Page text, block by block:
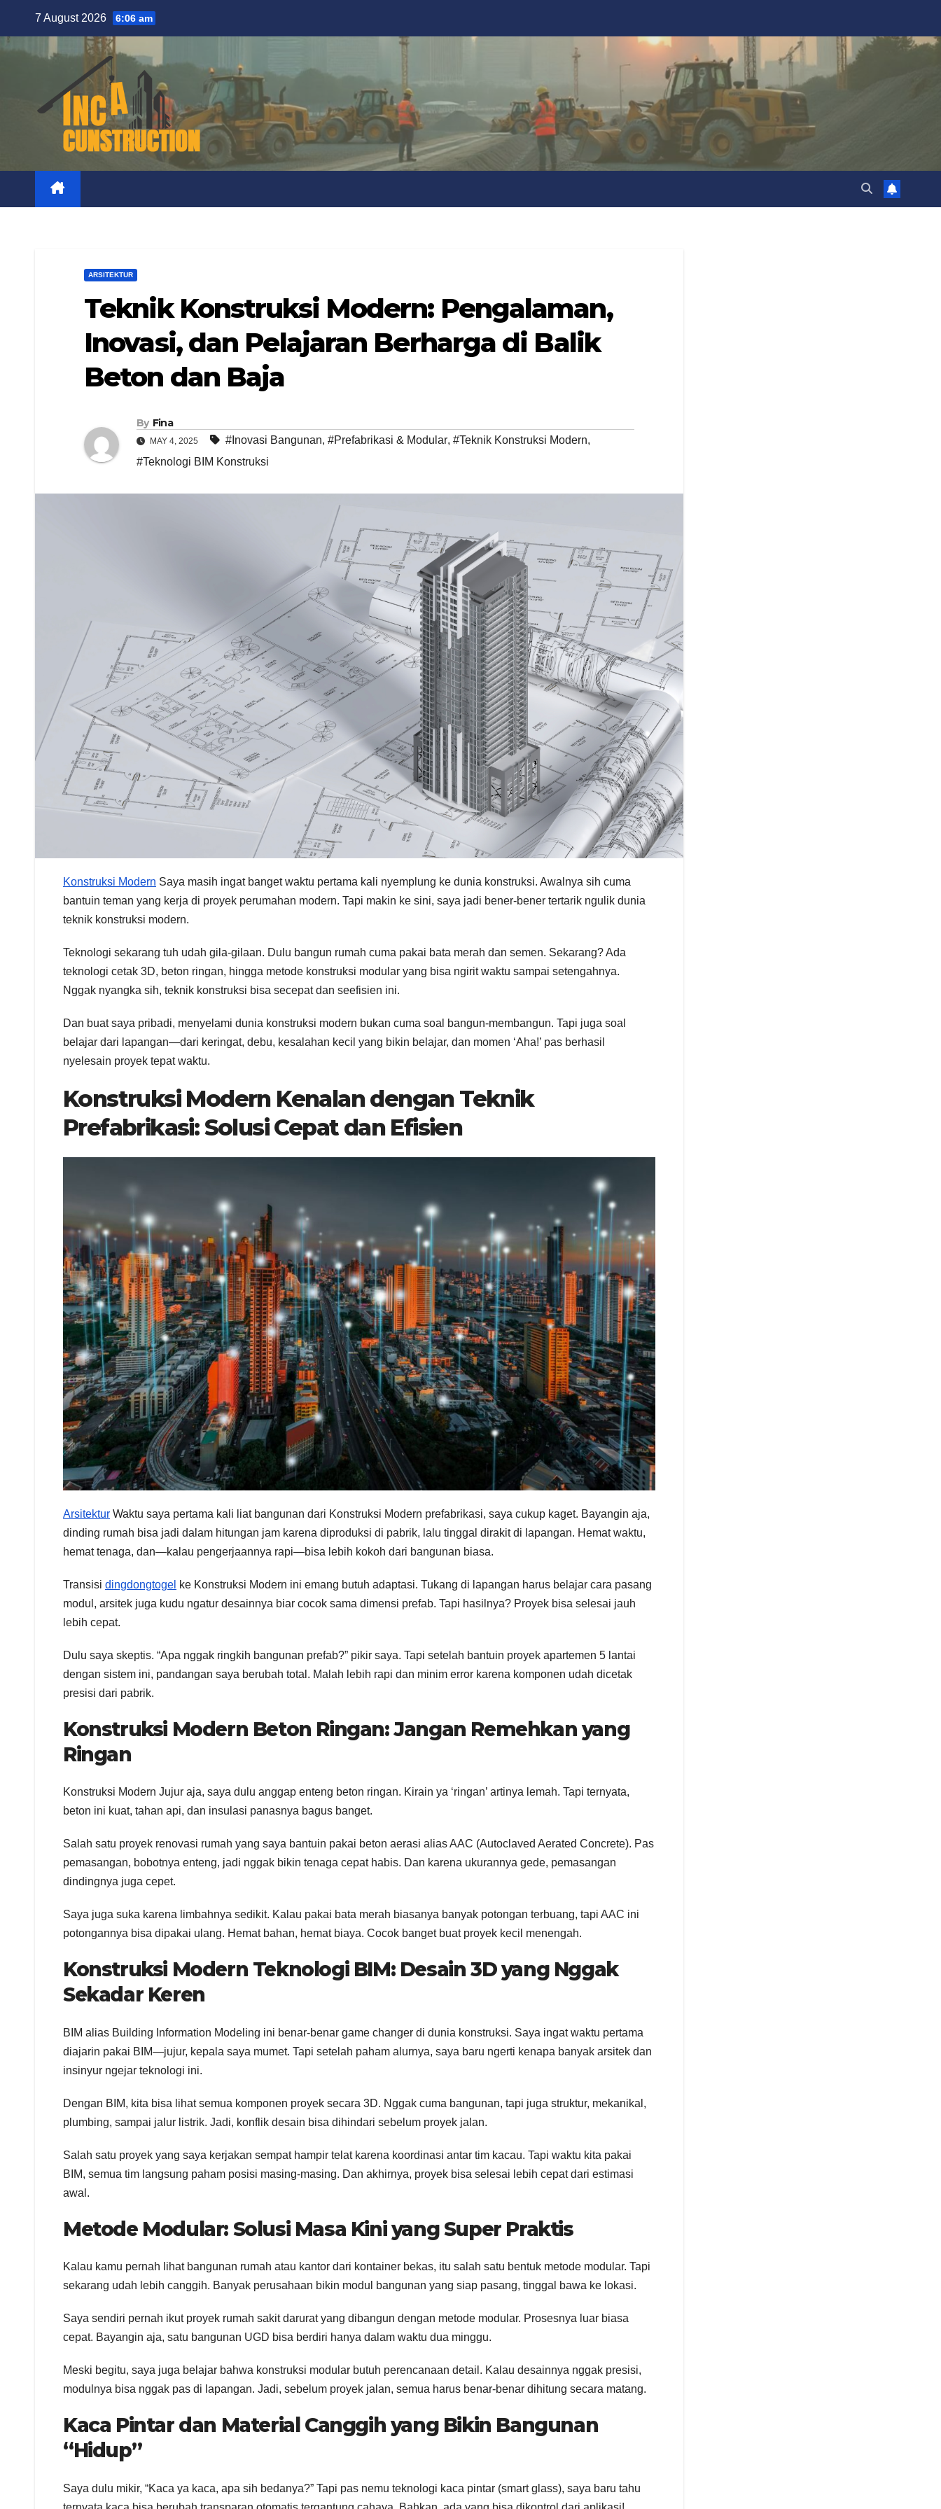
content
7 August 2026 6:06 am
ARSITEKTUR
Teknik Konstruksi Modern: Pengalaman,
Inovasi, dan Pelajaran Berharga di Balik
Beton dan Baja
By Fina
MAY 4, 2025 #Inovasi Bangunan, #Prefabrikasi & Modular, #Teknik Konstruksi Modern,
#Teknologi BIM Konstruksi
Konstruksi Modern Saya masih ingat banget waktu pertama kali nyemplung ke dunia konstruksi. Awalnya sih cuma
bantuin teman yang kerja di proyek perumahan modern. Tapi makin ke sini, saya jadi bener-bener tertarik ngulik dunia
teknik konstruksi modern.
Teknologi sekarang tuh udah gila-gilaan. Dulu bangun rumah cuma pakai bata merah dan semen. Sekarang? Ada
teknologi cetak 3D, beton ringan, hingga metode konstruksi modular yang bisa ngirit waktu sampai setengahnya.
Nggak nyangka sih, teknik konstruksi bisa secepat dan seefisien ini.
Dan buat saya pribadi, menyelami dunia konstruksi modern bukan cuma soal bangun-membangun. Tapi juga soal
belajar dari lapangan—dari keringat, debu, kesalahan kecil yang bikin belajar, dan momen ‘Aha!’ pas berhasil
nyelesain proyek tepat waktu.
Konstruksi Modern Kenalan dengan Teknik
Prefabrikasi: Solusi Cepat dan Efisien
Arsitektur Waktu saya pertama kali liat bangunan dari Konstruksi Modern prefabrikasi, saya cukup kaget. Bayangin aja,
dinding rumah bisa jadi dalam hitungan jam karena diproduksi di pabrik, lalu tinggal dirakit di lapangan. Hemat waktu,
hemat tenaga, dan—kalau pengerjaannya rapi—bisa lebih kokoh dari bangunan biasa.
Transisi dingdongtogel ke Konstruksi Modern ini emang butuh adaptasi. Tukang di lapangan harus belajar cara pasang
modul, arsitek juga kudu ngatur desainnya biar cocok sama dimensi prefab. Tapi hasilnya? Proyek bisa selesai jauh
lebih cepat.
Dulu saya skeptis. “Apa nggak ringkih bangunan prefab?” pikir saya. Tapi setelah bantuin proyek apartemen 5 lantai
dengan sistem ini, pandangan saya berubah total. Malah lebih rapi dan minim error karena komponen udah dicetak
presisi dari pabrik.
Konstruksi Modern Beton Ringan: Jangan Remehkan yang
Ringan
Konstruksi Modern Jujur aja, saya dulu anggap enteng beton ringan. Kirain ya ‘ringan’ artinya lemah. Tapi ternyata,
beton ini kuat, tahan api, dan insulasi panasnya bagus banget.
Salah satu proyek renovasi rumah yang saya bantuin pakai beton aerasi alias AAC (Autoclaved Aerated Concrete). Pas
pemasangan, bobotnya enteng, jadi nggak bikin tenaga cepat habis. Dan karena ukurannya gede, pemasangan
dindingnya juga cepet.
Saya juga suka karena limbahnya sedikit. Kalau pakai bata merah biasanya banyak potongan terbuang, tapi AAC ini
potongannya bisa dipakai ulang. Hemat bahan, hemat biaya. Cocok banget buat proyek kecil menengah.
Konstruksi Modern Teknologi BIM: Desain 3D yang Nggak
Sekadar Keren
BIM alias Building Information Modeling ini benar-benar game changer di dunia konstruksi. Saya ingat waktu pertama
diajarin pakai BIM—jujur, kepala saya mumet. Tapi setelah paham alurnya, saya baru ngerti kenapa banyak arsitek dan
insinyur ngejar teknologi ini.
Dengan BIM, kita bisa lihat semua komponen proyek secara 3D. Nggak cuma bangunan, tapi juga struktur, mekanikal,
plumbing, sampai jalur listrik. Jadi, konflik desain bisa dihindari sebelum proyek jalan.
Salah satu proyek yang saya kerjakan sempat hampir telat karena koordinasi antar tim kacau. Tapi waktu kita pakai
BIM, semua tim langsung paham posisi masing-masing. Dan akhirnya, proyek bisa selesai lebih cepat dari estimasi
awal.
Metode Modular: Solusi Masa Kini yang Super Praktis
Kalau kamu pernah lihat bangunan rumah atau kantor dari kontainer bekas, itu salah satu bentuk metode modular. Tapi
sekarang udah lebih canggih. Banyak perusahaan bikin modul bangunan yang siap pasang, tinggal bawa ke lokasi.
Saya sendiri pernah ikut proyek rumah sakit darurat yang dibangun dengan metode modular. Prosesnya luar biasa
cepat. Bayangin aja, satu bangunan UGD bisa berdiri hanya dalam waktu dua minggu.
Meski begitu, saya juga belajar bahwa konstruksi modular butuh perencanaan detail. Kalau desainnya nggak presisi,
modulnya bisa nggak pas di lapangan. Jadi, sebelum proyek jalan, semua harus benar-benar dihitung secara matang.
Kaca Pintar dan Material Canggih yang Bikin Bangunan
“Hidup”
Saya dulu mikir, “Kaca ya kaca, apa sih bedanya?” Tapi pas nemu teknologi kaca pintar (smart glass), saya baru tahu